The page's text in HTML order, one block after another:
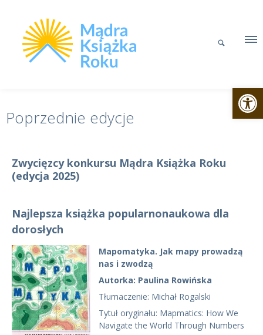
Otwórz
Poprzednie edycje
Zwycięzcy konkursu Mądra Książka Roku
(edycja 2025)
Najlepsza książka popularnonaukowa dla
dorosłych
Mapomatyka. Jak mapy prowadzą
nas i zwodzą
Autorka: Paulina Rowińska
Tłumaczenie: Michał Rogalski
Tytuł oryginału: Mapmatics: How We
Navigate the World Through Numbers